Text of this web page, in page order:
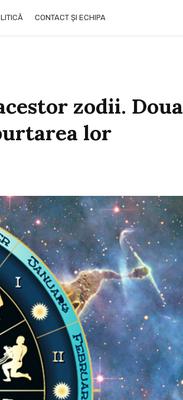
CONTACT ȘI ECHIPA
zodii. Doua
lor